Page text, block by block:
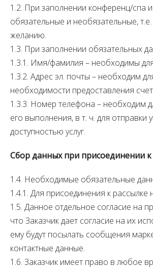
1.2. При заполнении конференц/спа
обязательные и необязательные,
желанию.
1.3. При заполнении обязательных
1.3.1. Имя/фамилия – необходимы
1.3.2. Адрес эл. почты – необходим
необходимости предоставления
1.3.3. Номер телефона – необходим
его выполнения, в т. ч. для
доступностью услуг.
Сбор данных при присоединении к
1.4. Необходимые обязательные
1.4.1. Для присоединения к
1.5. Данное отдельное согласие на
что Заказчик дает согласие на их
ему будут посылать сообщения
контактные данные.
1.6. Заказчик имеет право в любое